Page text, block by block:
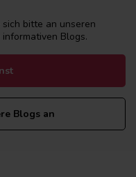
bitte an unseren
Blogs.
Blogs an